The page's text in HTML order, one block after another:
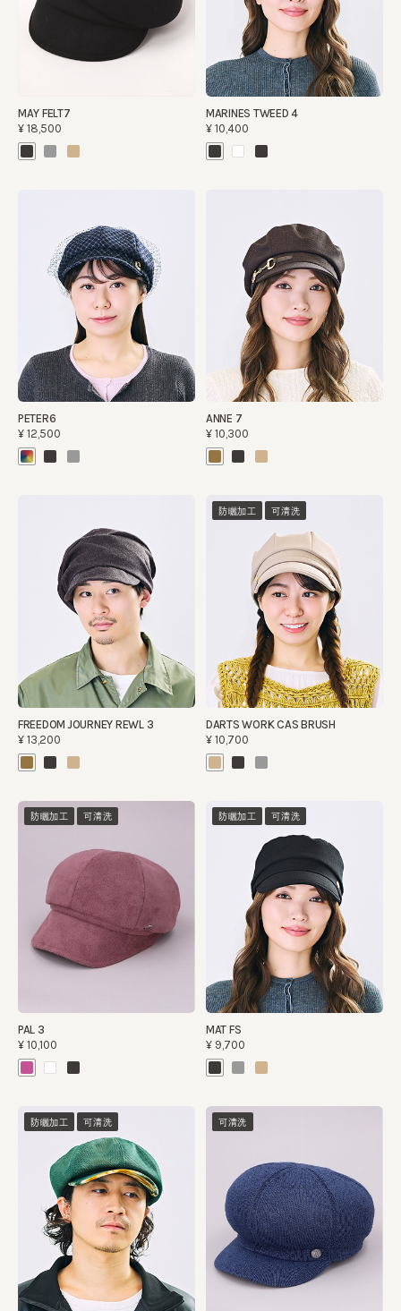
MAY FELT7
¥18,500
MARINES TWEED 4
¥10,400
PETER6
¥12,500
ANNE 7
¥10,300
FREEDOM JOURNEY REWL 3
¥13,200
防曬加工 可清洗
DARTS WORK CAS BRUSH
¥10,700
防曬加工 可清洗
PAL 3
¥10,100
防曬加工 可清洗
MAT FS
¥9,700
防曬加工 可清洗 可清洗